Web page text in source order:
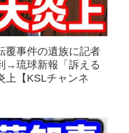
覆事件の遺族に記者
→琉球新報「訴える
上【KSLチャンネ